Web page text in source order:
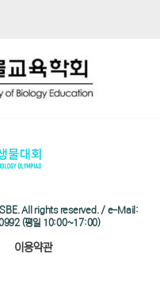
All rights reserved. / e-Mail:
(평일 10:00~17:00)
이용약관